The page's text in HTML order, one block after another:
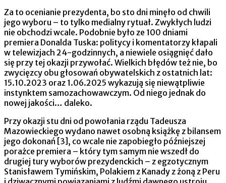
Za to ocenianie prezydenta, bo sto dni minęło od chwili
jego wyboru – to tylko medialny rytuał. Zwykłych ludzi
nie obchodzi wcale. Podobnie było ze 100 dniami
premiera Donalda Tuska: politycy i komentatorzy kłapali
w telewizjach 24-godzinnych, a niewiele osiągnięć dało
się przy tej okazji przywołać. Wielkich błędów też nie, bo
zwycięzcy obu głosowań obywatelskich z ostatnich lat:
15.10.2023 oraz 1.06.2025 wykazują się niewątpliwie
instynktem samozachowawczym. Od niego jednak do
nowej jakości… daleko.
Przy okazji stu dni od powołania rządu Tadeusza
Mazowieckiego wydano nawet osobną książkę z bilansem
jego dokonań [3], co wcale nie zapobiegło późniejszej
porażce premiera – który tym samym nie wszedł do
drugiej tury wyborów prezydenckich – z egzotycznym
Stanisławem Tymińskim, Polakiem z Kanady z żoną z Peru